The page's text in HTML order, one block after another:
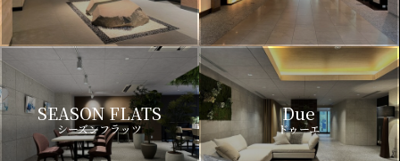
SEASON FLATS
シーズンフラッツ
Due
ドゥーエ